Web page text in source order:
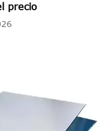
precio